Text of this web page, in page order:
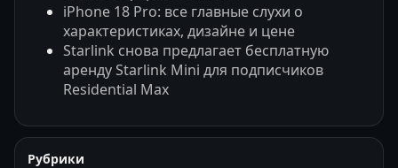
iPhone 18 Pro: все главные слухи о
характеристиках, дизайне и цене
Starlink снова предлагает бесплатную
аренду Starlink Mini для подписчиков
Residential Max
Рубрики